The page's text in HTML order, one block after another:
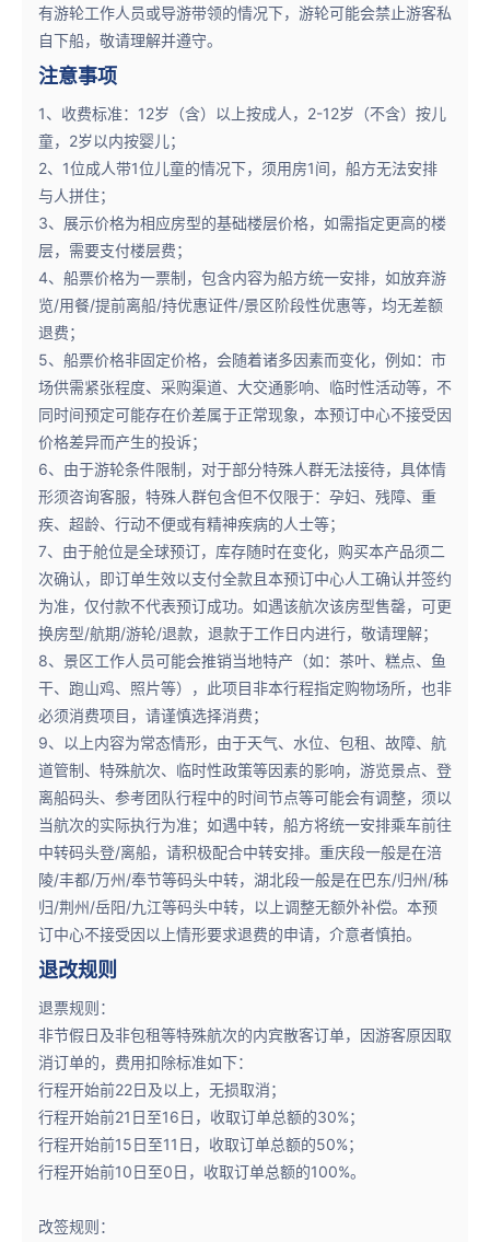
有游轮工作人员或导游带领的情况下，游轮可能会禁止游客私
自下船，敬请理解并遵守。
注意事项
1、收费标准：12岁（含）以上按成人，2-12岁（不含）按儿
童，2岁以内按婴儿；
2、1位成人带1位儿童的情况下，须用房1间，船方无法安排
与人拼住；
3、展示价格为相应房型的基础楼层价格，如需指定更高的楼
层，需要支付楼层费；
4、船票价格为一票制，包含内容为船方统一安排，如放弃游
览/用餐/提前离船/持优惠证件/景区阶段性优惠等，均无差额
退费；
5、船票价格非固定价格，会随着诸多因素而变化，例如：市
场供需紧张程度、采购渠道、大交通影响、临时性活动等，不
同时间预定可能存在价差属于正常现象，本预订中心不接受因
价格差异而产生的投诉；
6、由于游轮条件限制，对于部分特殊人群无法接待，具体情
形须咨询客服，特殊人群包含但不仅限于：孕妇、残障、重
疾、超龄、行动不便或有精神疾病的人士等；
7、由于舱位是全球预订，库存随时在变化，购买本产品须二
次确认，即订单生效以支付全款且本预订中心人工确认并签约
为准，仅付款不代表预订成功。如遇该航次该房型售罄，可更
换房型/航期/游轮/退款，退款于工作日内进行，敬请理解；
8、景区工作人员可能会推销当地特产（如：茶叶、糕点、鱼
干、跑山鸡、照片等），此项目非本行程指定购物场所，也非
必须消费项目，请谨慎选择消费；
9、以上内容为常态情形，由于天气、水位、包租、故障、航
道管制、特殊航次、临时性政策等因素的影响，游览景点、登
离船码头、参考团队行程中的时间节点等可能会有调整，须以
当航次的实际执行为准；如遇中转，船方将统一安排乘车前往
中转码头登/离船，请积极配合中转安排。重庆段一般是在涪
陵/丰都/万州/奉节等码头中转，湖北段一般是在巴东/归州/秭
归/荆州/岳阳/九江等码头中转，以上调整无额外补偿。本预
订中心不接受因以上情形要求退费的申请，介意者慎拍。
退改规则
退票规则：
非节假日及非包租等特殊航次的内宾散客订单，因游客原因取
消订单的，费用扣除标准如下：
行程开始前22日及以上，无损取消；
行程开始前21日至16日，收取订单总额的30%；
行程开始前15日至11日，收取订单总额的50%；
行程开始前10日至0日，收取订单总额的100%。
改签规则：